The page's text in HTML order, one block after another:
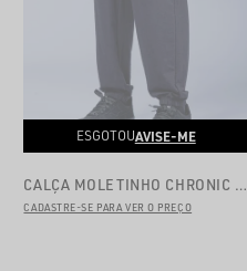
ESGOTOUAVISE-ME
CALÇA MOLETINHO CHRONIC BLACK 06V2
CADASTRE-SE PARA VER O PREÇO